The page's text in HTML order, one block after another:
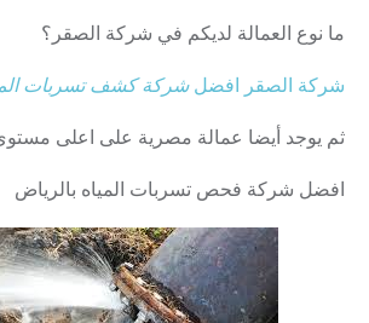
ما نوع العمالة لديكم في شركة الصقر؟
شركة الصقر افضل شركة كشف تسربات
ثم يوجد أيضا عمالة مصرية على اعلى
افضل شركة فحص تسربات المياه بالرياض